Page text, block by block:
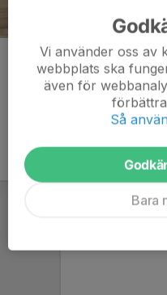
Kommentarer
Vi använder oss av
webbplats ska
även för
Så
Bara